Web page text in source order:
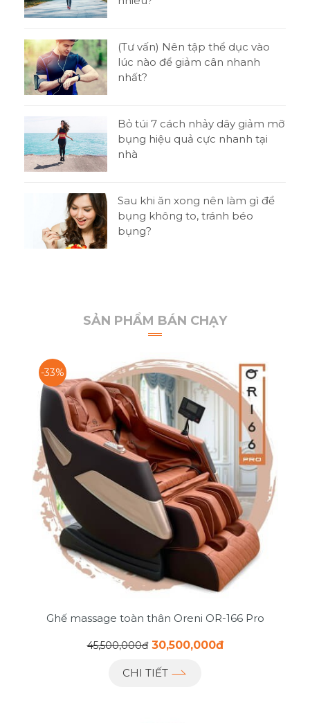
(Tư vấn) Nên tập thể dục vào
lúc nào để giảm cân nhanh
nhất?
Bỏ túi 7 cách nhảy dây giảm mỡ
bụng hiệu quả cực nhanh tại
nhà
Sau khi ăn xong nên làm gì để
bụng không to, tránh béo
bụng?
SẢN PHẨM BÁN CHẠY
-33%
Ghế massage toàn thân Oreni OR-166 Pro
45,500,000đ 30,500,000đ
CHI TIẾT